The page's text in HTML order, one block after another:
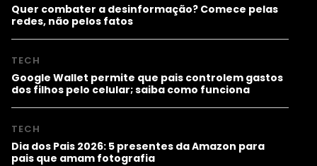
Quer combater a desinformação? Comece pelas
redes, não pelos fatos
TECH
Google Wallet permite que pais controlem gastos
dos filhos pelo celular; saiba como funciona
TECH
Dia dos Pais 2026: 5 presentes da Amazon para
pais que amam fotografia